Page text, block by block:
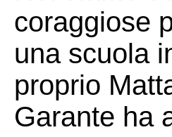
coraggiose
una scuola
proprio
Garante ha